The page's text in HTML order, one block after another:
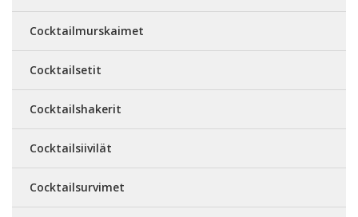
Cocktailmurskaimet
Cocktailsetit
Cocktailshakerit
Cocktailsiivilät
Cocktailsurvimet